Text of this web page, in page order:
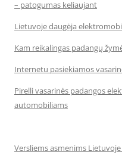
– patogumas keliaujant
Lietuvoje daugėja
Kam reikalingas padangų
Internetu pasiekiamos
Pirelli vasarinės padangos
automobiliams
Versliems asmenims